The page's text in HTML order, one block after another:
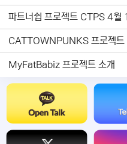
파트너쉽 프로젝트 CTPS 4월
CATTOWNPUNKS 프로젝트
MyFatBabiz 프로젝트 소개